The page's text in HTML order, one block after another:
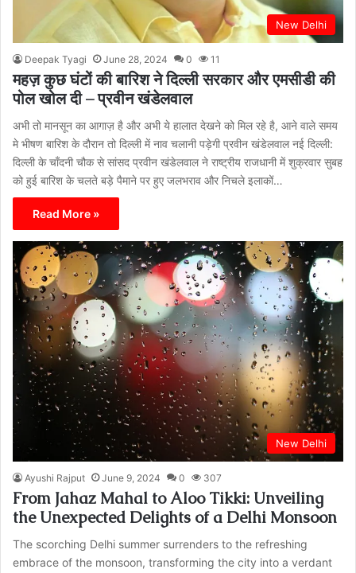
New Delhi
Deepak Tyagi June 28, 2024 0 11
महज़ कुछ घंटों की बारिश ने दिल्ली सरकार और एमसीडी की
पोल खोल दी – प्रवीन खंडेलवाल
अभी तो मानसून का आगाज़ है और अभी ये हालात देखने को मिल रहे है, आने वाले समय
मे भीषण बारिश के दौरान तो दिल्ली में नाव चलानी पड़ेगी प्रवीन खंडेलवाल नई दिल्ली:
दिल्ली के चाँदनी चौक से सांसद प्रवीन खंडेलवाल ने राष्ट्रीय राजधानी में शुक्रवार सुबह
को हुई बारिश के चलते बड़े पैमाने पर हुए जलभराव और निचले इलाकों…
Read More »
New Delhi
Ayushi Rajput June 9, 2024 0 307
From Jahaz Mahal to Aloo Tikki: Unveiling
the Unexpected Delights of a Delhi Monsoon
The scorching Delhi summer surrenders to the refreshing
embrace of the monsoon, transforming the city into a verdant